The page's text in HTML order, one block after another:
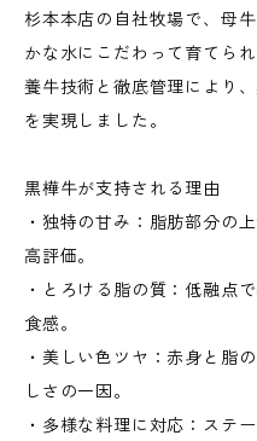
杉本本店の自社牧場で、母
かな水にこだわって育てら
養牛技術と徹底管理により
を実現しました。
黒樺牛が支持される理由
・独特の甘み：脂肪部分の
高評価。
・とろける脂の質：低融点
食感。
・美しい色ツヤ：赤身と脂
しさの一因。
・多様な料理に対応：ステ